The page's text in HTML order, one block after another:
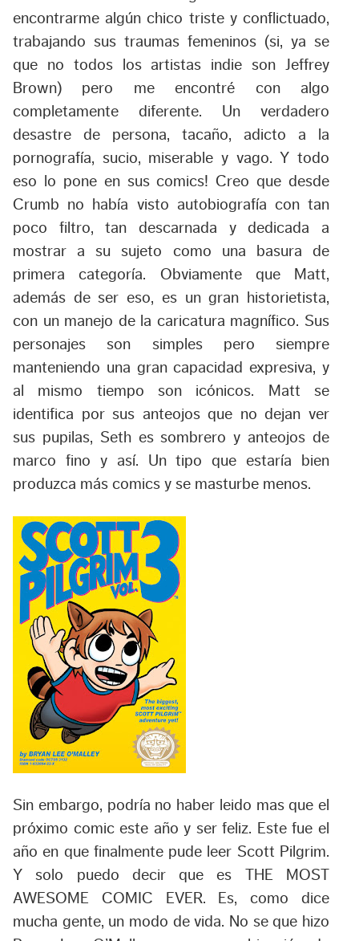
encontrarme algún chico triste y conflictuado,
trabajando sus traumas femeninos (si, ya se
que no todos los artistas indie son Jeffrey
Brown) pero me encontré con algo
completamente diferente. Un verdadero
desastre de persona, tacaño, adicto a la
pornografía, sucio, miserable y vago. Y todo
eso lo pone en sus comics! Creo que desde
Crumb no había visto autobiografía con tan
poco filtro, tan descarnada y dedicada a
mostrar a su sujeto como una basura de
primera categoría. Obviamente que Matt,
además de ser eso, es un gran historietista,
con un manejo de la caricatura magnífico. Sus
personajes son simples pero siempre
manteniendo una gran capacidad expresiva, y
al mismo tiempo son icónicos. Matt se
identifica por sus anteojos que no dejan ver
sus pupilas, Seth es sombrero y anteojos de
marco fino y así. Un tipo que estaría bien
produzca más comics y se masturbe menos.
Sin embargo, podría no haber leido mas que el
próximo comic este año y ser feliz. Este fue el
año en que finalmente pude leer Scott Pilgrim.
Y solo puedo decir que es THE MOST
AWESOME COMIC EVER. Es, como dice
mucha gente, un modo de vida. No se que hizo